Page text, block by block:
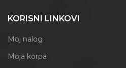
KORISNI LINKOVI
Moj nalog
Moja korpa